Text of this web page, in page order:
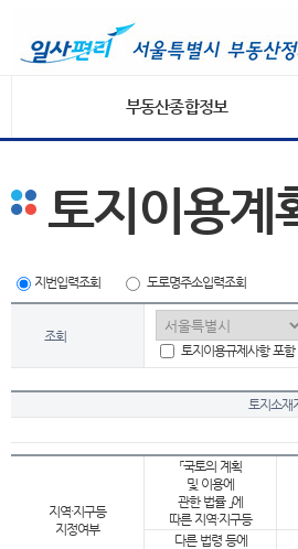
부동산종합정보
토지이용계
지번입력조회 도로명주소입력조회
조회
토지이용규제사항 포함
토지소재
지역·지구등
지정여부
「국토의 계획
및 이용에
관한 법률 」에
따른 지역·지구등
다른 법령 등에